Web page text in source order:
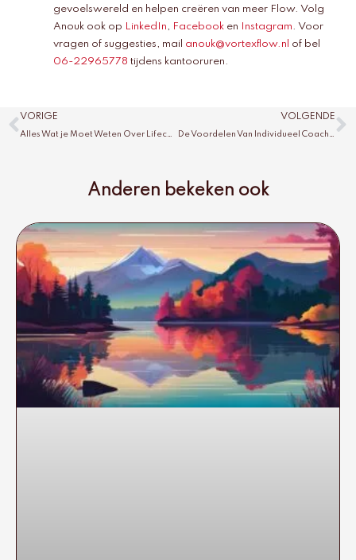
gevoelswereld en helpen creëren van meer Flow. Volg
Anouk ook op LinkedIn, Facebook en Instagram. Voor
vragen of suggesties, mail anouk@vortexflow.nl
of bel
06-22965778 tijdens kantooruren.
Vorige
VORIGE VOLGENDE
Anderen bekeken ook